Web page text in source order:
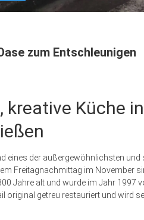
zum Entschleunigen
kreative Küche
eines der außergewöhnlichsten
Freitagnachmittag im November
Jahre alt und wurde im Jahr 1997
original getreu restauriert und wird